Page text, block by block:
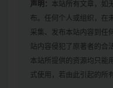
声明： 本站所有文章，如
布。任何个人或组织，在
采集、发布本站内容到任
站内容侵犯了原著者的合
本站所提供的资源均只能
式使用，若由此引起的所